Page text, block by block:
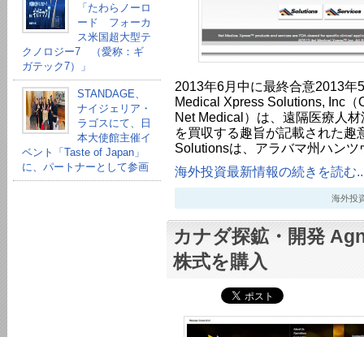
「たわらノーロ
ード フォーカ
ス米国超大型テ
クノロジー7 （愛称：ギ
ガテック7）」
STANDAGE、
ナイジェリア・
ラゴスにて、日
本大使館主催イ
ベント「Taste of Japan」
に、パートナーとして参画
2013年6月中に最終合意2013年
Medical Xpress Solutions, Inc
Net Medical）は、遠隔医療人
を買収する趣旨が記載された趣
Solutionsは、アラバマ州ハン
海外投資最新情報の続きを読む
海外投
カナダ探鉱・開発
株式を購入